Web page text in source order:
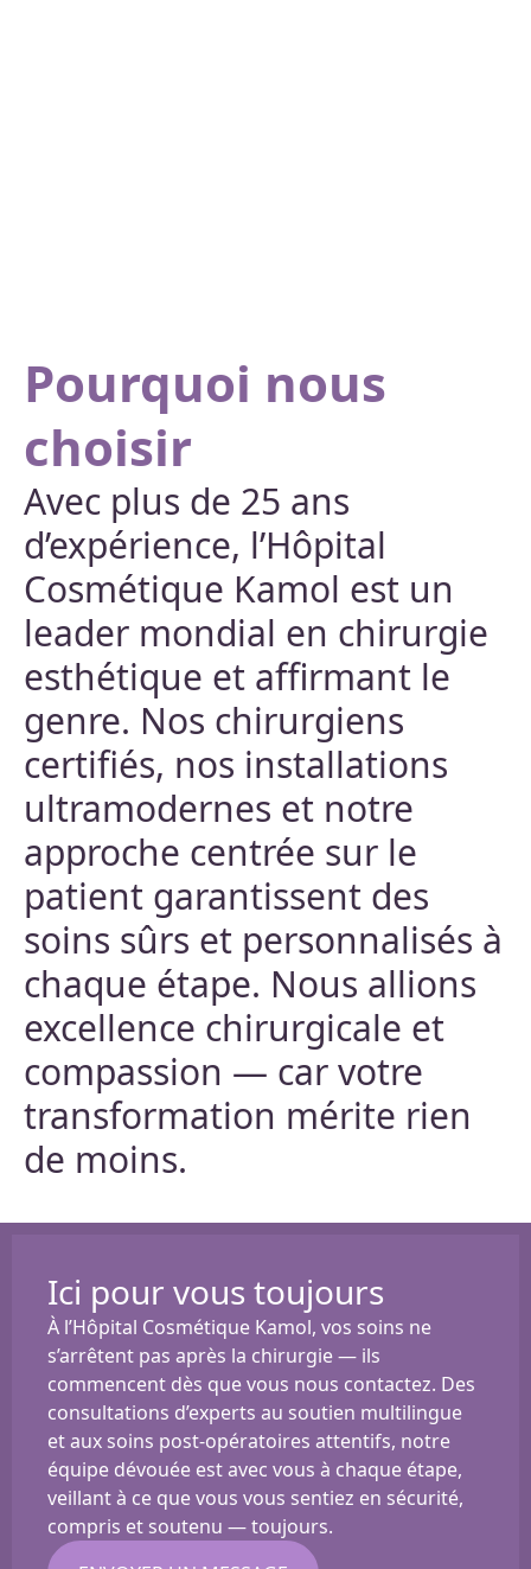
Pourquoi nous
choisir
Avec plus de 25 ans
d’expérience, l’Hôpital
Cosmétique Kamol est un
leader mondial en chirurgie
esthétique et affirmant le
genre. Nos chirurgiens
certifiés, nos installations
ultramodernes et notre
approche centrée sur le
patient garantissent des
soins sûrs et personnalisés à
chaque étape. Nous allions
excellence chirurgicale et
compassion — car votre
transformation mérite rien
de moins.
Ici pour vous toujours
À l’Hôpital Cosmétique Kamol, vos soins ne
s’arrêtent pas après la chirurgie — ils
commencent dès que vous nous contactez. Des
consultations d’experts au soutien multilingue
et aux soins post-opératoires attentifs, notre
équipe dévouée est avec vous à chaque étape,
veillant à ce que vous vous sentiez en sécurité,
compris et soutenu — toujours.